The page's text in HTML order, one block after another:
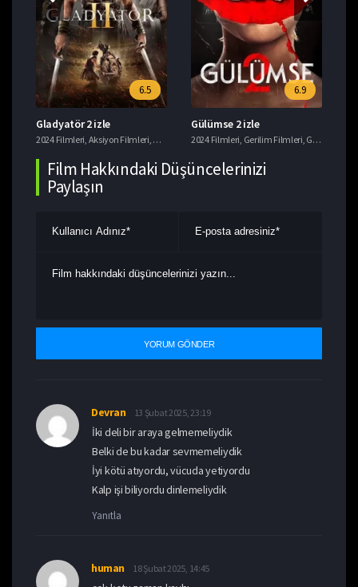
,Macera Filmleri,Tavsiye Filmler
6.5
Gladyatör 2 izle
2024 Filmleri Aksiyon Filmleri Dram Filmleri, Macera Filmleri, Tavsiye Filmler
6.9
Gülümse 2 izle
2024 Filmleri Gerilim Filmleri Gizem Filmleri
Film Hakkındaki Düşüncelerinizi
Paylaşın
Devran 13 Şubat 2025, 23:19
İki deli bir araya gelmemeliydik
Belki de bu kadar sevmemeliydik
İyi kötü atıyordu, vücuda yetiyordu
Kalp işi biliyordu dinlemeliydik
Yanıtla
human 18 Şubat 2025, 14:45